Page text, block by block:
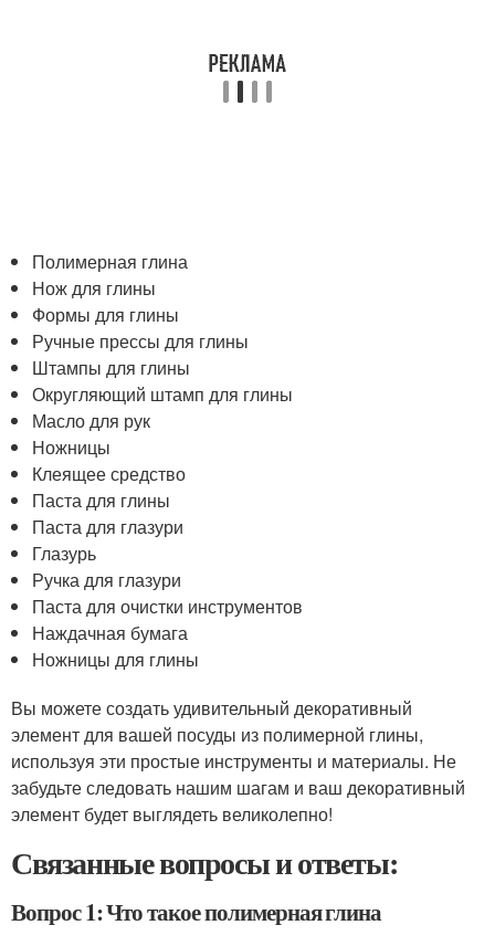
Полимерная глина
Нож для глины
Формы для глины
Ручные прессы для глины
Штампы для глины
Округляющий штамп для глины
Масло для рук
Ножницы
Клеящее средство
Паста для глины
Паста для глазури
Глазурь
Ручка для глазури
Паста для очистки инструментов
Наждачная бумага
Ножницы для глины
Вы можете создать удивительный декоративный
элемент для вашей посуды из полимерной глины,
используя эти простые инструменты и материалы. Не
забудьте следовать нашим шагам и ваш декоративный
элемент будет выглядеть великолепно!
Связанные вопросы и ответы:
Вопрос 1: Что такое полимерная глина